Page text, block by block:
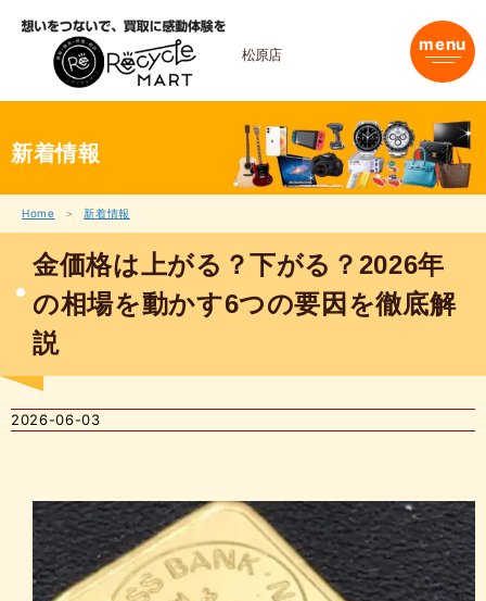
松原店 menu
新着情報
Home 新着情報
金価格は上がる？下がる？2026年
の相場を動かす6つの要因を徹底解
説
2026-06-03